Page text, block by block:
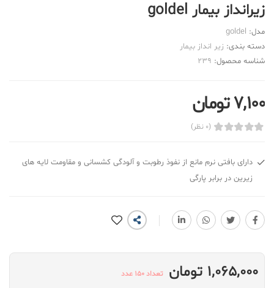
زیرانداز بیمار goldel
مدل: goldel
دسته بندی: زیر انداز بیمار
شناسه محصول: 239
7,100 تومان
(0 نظر)
دارای بافتی نرم مانع از نفوذ رطوبت و آلودگی کشسانی و مقاومت لایه های
زیرین در برابر پارگی
1,065,000 تومان تعداد 150 عدد